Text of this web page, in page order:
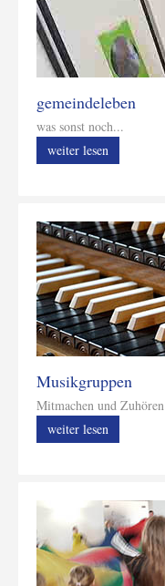
gemeindeleben
was sonst noch...
weiter lesen
Musikgruppen
Mitmachen und Zuhören
weiter lesen